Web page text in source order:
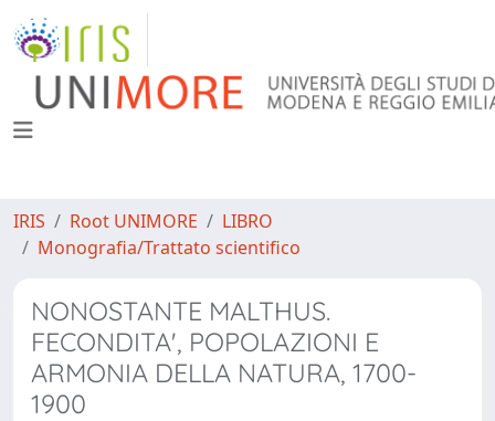
IRIS Root UNIMORE
LIBRO
Monografia/Trattato scientifico
NONOSTANTE MALTHUS.
FECONDITA', POPOLAZIONI E
ARMONIA DELLA NATURA, 1700-
1900